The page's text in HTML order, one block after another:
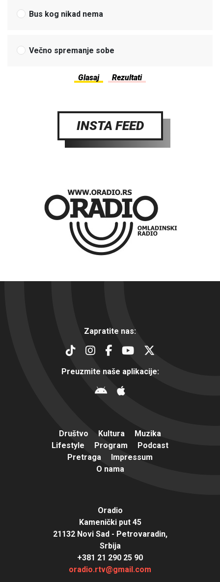
Bus kog nikad nema
Večno spremanje sobe
INSTA FEED
Zapratite nas:
Preuzmite naše aplikacije:
Društvo Kultura
Muzika
Lifestyle
Program
Podcast
Pretraga
Impressum
O nama
Oradio
Kamenički put 45
21132 Novi Sad - Petrovaradin,
Srbija
+381 21 290 25 90
oradio.rtv@gmail.com